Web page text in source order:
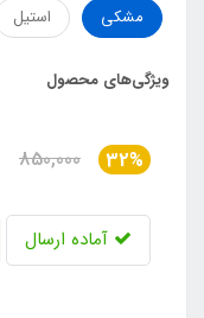
مشکی
استیل
ویژگی‌های محصول
32%
850,000
آماده ارسال